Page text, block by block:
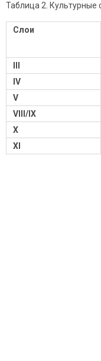
Таблица 2.
Слои
IV
V
VIII/IX
X
XI